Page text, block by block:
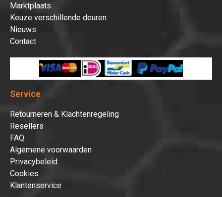
Marktplaats
Keuze verschillende deuren
Nieuws
Contact
Service
Retourneren & Klachtenregeling
Resellers
FAQ
Algemene voorwaarden
Privacybeleid
Cookies
Klantenservice